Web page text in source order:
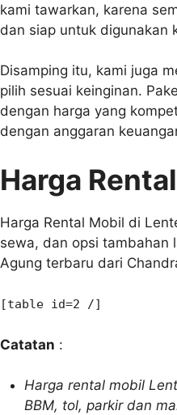
kami tawarkan, karena
dan siap untuk digunakan
Disamping itu, kami juga
pilih sesuai keinginan.
dengan harga yang
dengan anggaran
Harga
Harga Rental Mobil di
sewa, dan opsi tambahan
Agung terbaru dari
[table id=2 /]
Catatan :
Harga rental mobil
BBM, tol, parkir dan